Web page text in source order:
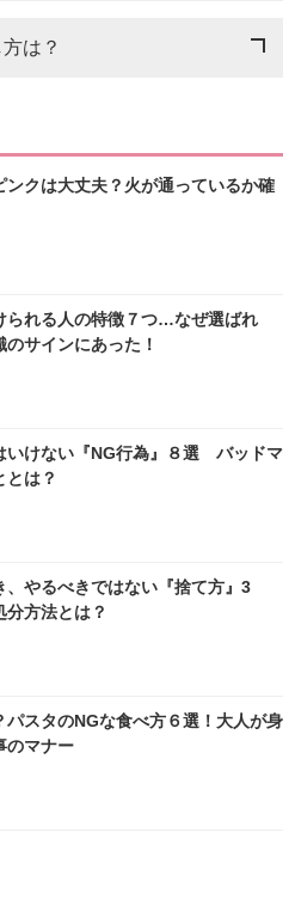
は？
ンクは大丈夫？火が通っているか確
られる人の特徴７つ…なぜ選ばれ
サインにあった！
いけない『NG行為』８選 バッドマ
とは？
、やるべきではない『捨て方』3
方法とは？
パスタのNGな食べ方６選！大人が身
のマナー